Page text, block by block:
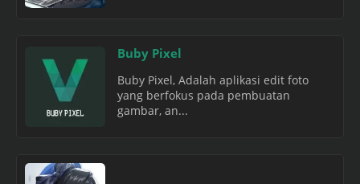
Buby Pixel
Buby Pixel, Adalah aplikasi edit foto
yang berfokus pada pembuatan
gambar, an...